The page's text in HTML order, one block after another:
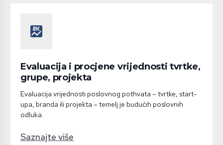
score
Evaluacija i procjene vrijednosti tvrtke,
grupe, projekta
Evaluacija vrijednosti poslovnog pothvata – tvrtke, start-
upa, branda ili projekta – temelj je budućih poslovnih
odluka.
Saznajte više